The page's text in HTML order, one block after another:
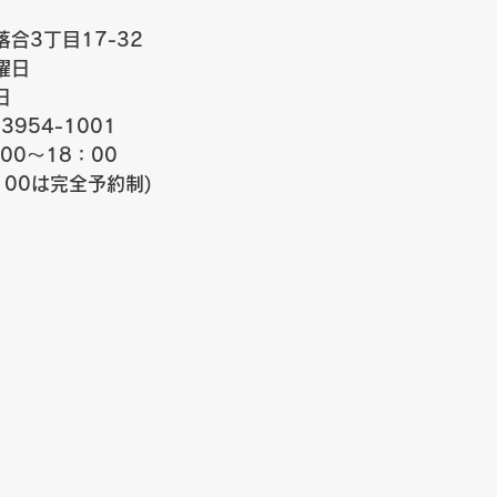
合3丁目17-32
日
3954-1001
00～18：00
は完全予約制)